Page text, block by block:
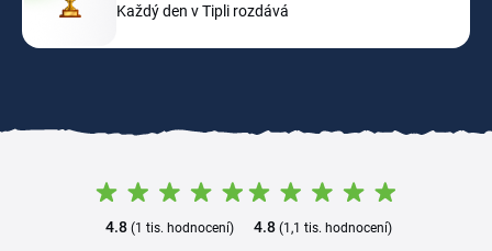
Každý den v Tipli rozdává
4.8 (1 tis. hodnocení) 4.8(1,1 tis. hodnocení)